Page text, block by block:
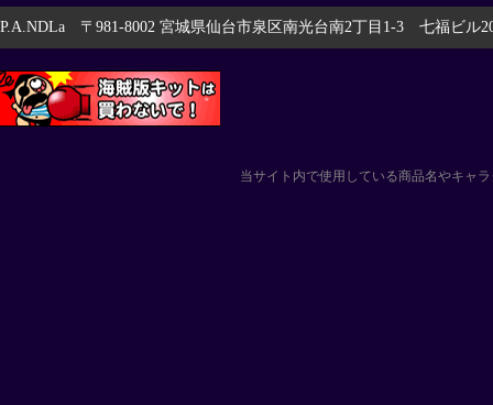
P.A.NDLa 〒981-8002 宮城県仙台市泉区南光台南2丁目1-3 七福ビル
当サイト内で使用している商品名やキャ